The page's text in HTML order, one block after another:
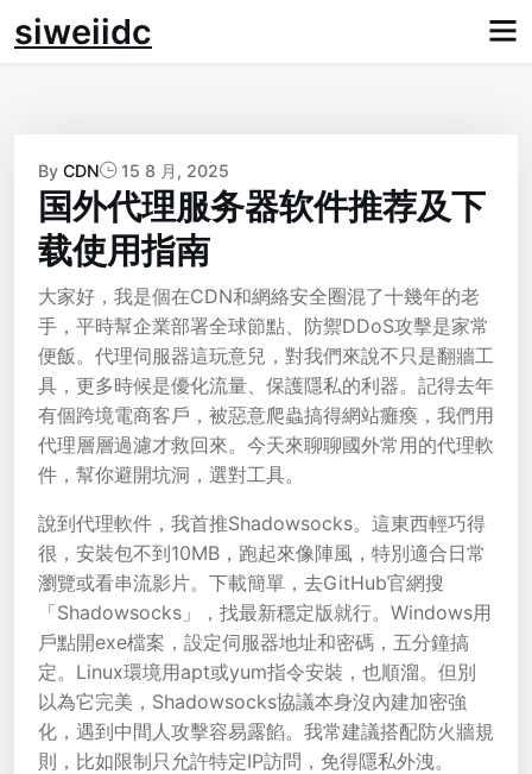
Skip
tosiweiidc
By CDN 15 8 月, 2025
国外代理服务器软件推荐及下
载使用指南
大家好，我是個在CDN和網絡安全圈混了十幾年的老
手，平時幫企業部署全球節點、防禦DDoS攻擊是家常
便飯。代理伺服器這玩意兒，對我們來說不只是翻牆工
具，更多時候是優化流量、保護隱私的利器。記得去年
有個跨境電商客戶，被惡意爬蟲搞得網站癱瘓，我們用
代理層層過濾才救回來。今天來聊聊國外常用的代理軟
件，幫你避開坑洞，選對工具。
說到代理軟件，我首推Shadowsocks。這東西輕巧得
很，安裝包不到10MB，跑起來像陣風，特別適合日常
瀏覽或看串流影片。下載簡單，去GitHub官網搜
「Shadowsocks」，找最新穩定版就行。Windows用
戶點開exe檔案，設定伺服器地址和密碼，五分鐘搞
定。Linux環境用apt或yum指令安裝，也順溜。但別
以為它完美，Shadowsocks協議本身沒內建加密強
化，遇到中間人攻擊容易露餡。我常建議搭配防火牆規
則，比如限制只允許特定IP訪問，免得隱私外洩。